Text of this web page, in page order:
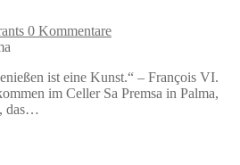
0 Kommentare
ist eine Kunst.“ – François VI.
im Celler Sa Premsa in Palma,
das…